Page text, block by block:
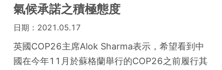
氣候承諾之積極態度
日期： 2021.05.17
英國COP26主席Alok Sharma表示，希望看到中
國在今年11月於蘇格蘭舉行的COP26之前履行其